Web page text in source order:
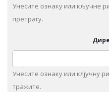
Унесите ознаку или кључне
претрагу.
Унесите ознаку или клјучну
тражите.